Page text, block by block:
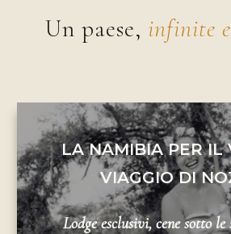
Un paese, infinite
LA NAMIBIA PER IL
VIAGGIO DI
Lodge esclusivi, cene sotto